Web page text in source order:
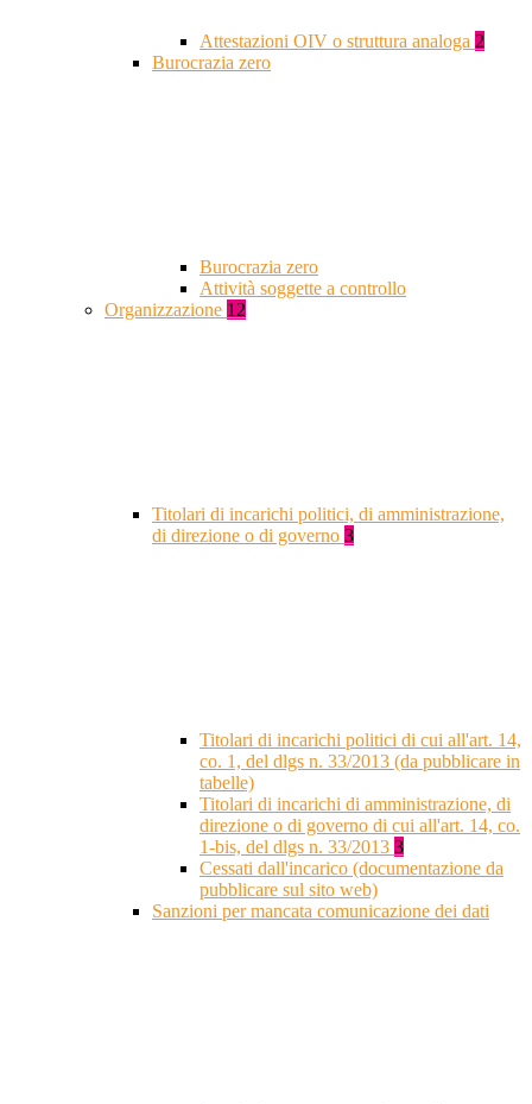
Attestazioni OIV o struttura analoga 2
Burocrazia zero
Burocrazia zero
Attività soggette a controllo
Organizzazione 12
Titolari di incarichi politici, di amministrazione,
di direzione o di governo 3
Titolari di incarichi politici di cui all'art. 14,
co. 1, del dlgs n. 33/2013 (da pubblicare in
tabelle)
Titolari di incarichi di amministrazione, di
direzione o di governo di cui all'art. 14, co.
1-bis, del dlgs n. 33/2013 3
Cessati dall'incarico (documentazione da
pubblicare sul sito web)
Sanzioni per mancata comunicazione dei dati